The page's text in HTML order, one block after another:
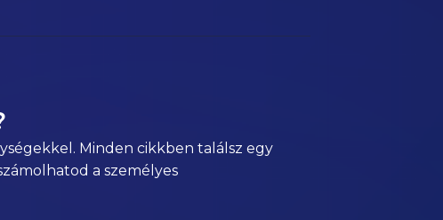
Minden cikkben találsz egy
a személyes